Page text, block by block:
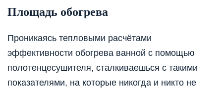
Площадь обогрева
Проникаясь тепловыми расчётами
эффективности обогрева ванной с помощью
полотенцесушителя, сталкиваешься с такими
показателями, на которые никогда и никто не